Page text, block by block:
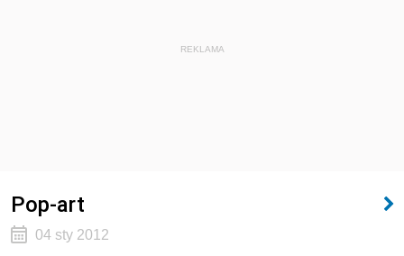
REKLAMA
Pop-art
04 sty 2012